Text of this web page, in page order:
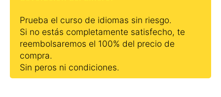
Prueba el curso de idiomas sin riesgo.
Si no estás completamente satisfecho, te
reembolsaremos el 100% del precio de
compra.
Sin peros ni condiciones.